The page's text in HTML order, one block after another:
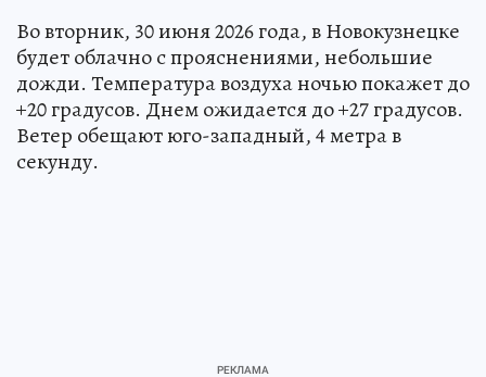
Во вторник, 30 июня 2026 года, в Новокузнецке
будет облачно с прояснениями, небольшие
дожди. Температура воздуха ночью покажет до
+20 градусов. Днем ожидается до +27 градусов.
Ветер обещают юго-западный, 4 метра в
секунду.